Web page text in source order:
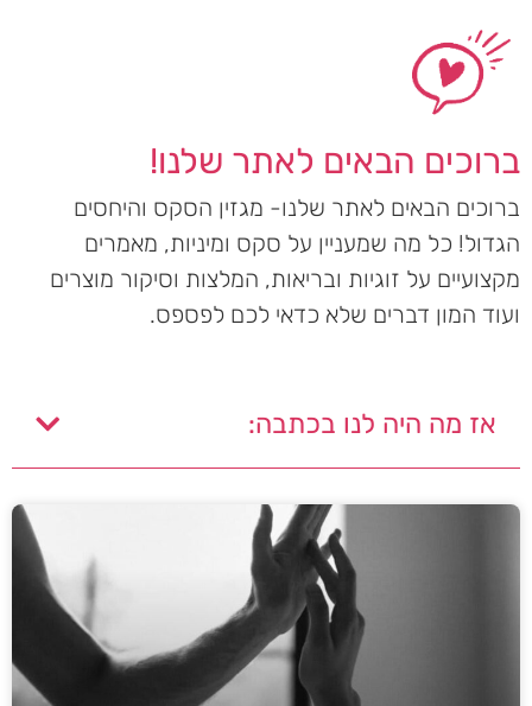
ברוכים הבאים לאתר שלנו!
ברוכים הבאים לאתר שלנו- מגזין הסקס והיחסים
הגדול! כל מה שמעניין על סקס ומיניות, מאמרים
מקצועיים על זוגיות ובריאות, המלצות וסיקור מוצרים
ועוד המון דברים שלא כדאי לכם לפספס.
אז מה היה לנו בכתבה: